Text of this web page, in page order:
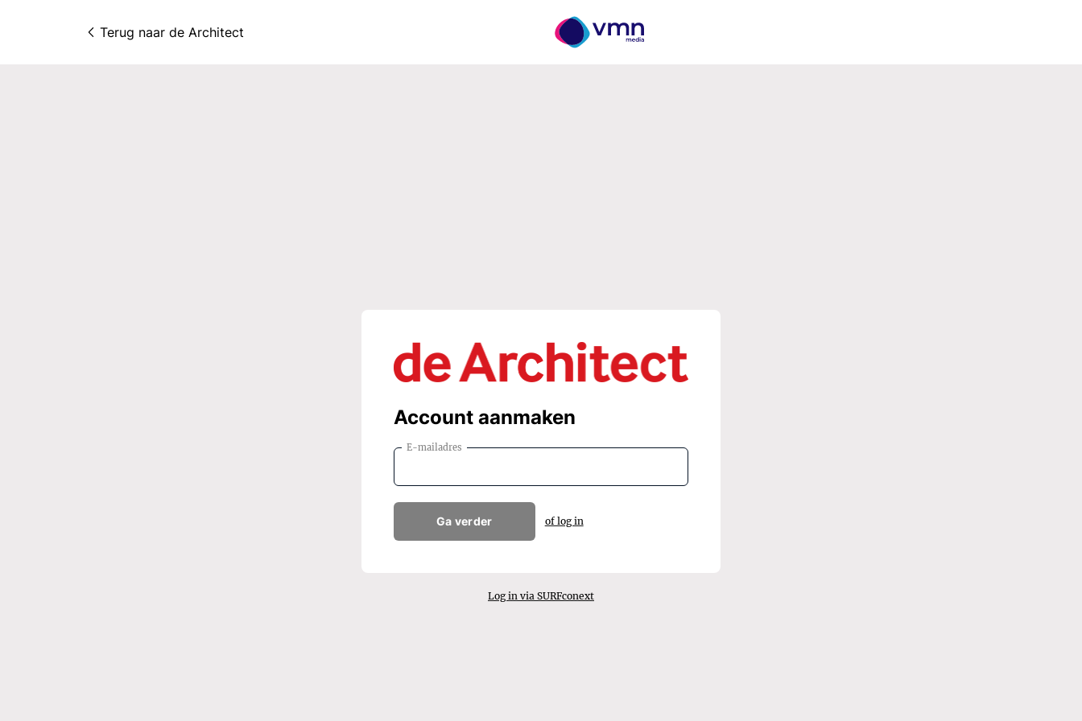
Terug naar de Architect
Account aanmaken
E-mailadres
Ga verder of log in
Log in via SURFconext